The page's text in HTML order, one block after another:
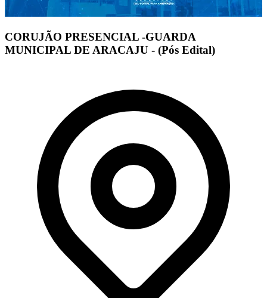
CORUJÃO PRESENCIAL -GUARDA
MUNICIPAL DE ARACAJU - (Pós Edital)